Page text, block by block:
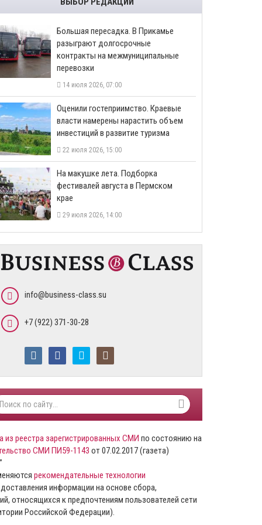
Большая пересадка. В Прикамье
разыграют долгосрочные
контракты на межмуниципальные
перевозки
14 июля 2026, 07:00
Оценили гостеприимство. Краевые
власти намерены нарастить объем
инвестиций в развитие туризма
22 июля 2026, 15:00
На макушке лета. Подборка
фестивалей августа в Пермском
крае
29 июля 2026, 14:00
info@business-class.su
+7 (922) 371-30-28
из реестра зарегистрированных СМИ по состоянию на
СМИ ПИ59-1143 от 07.02.2017 (газета)
рекомендательные технологии
информации на основе сбора,
относящихся к предпочтениям пользователей сети
Российской Федерации).